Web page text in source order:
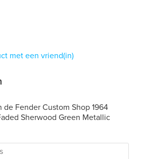
met een vriend(in)
Fender Custom Shop 1964
Sherwood Green Metallic